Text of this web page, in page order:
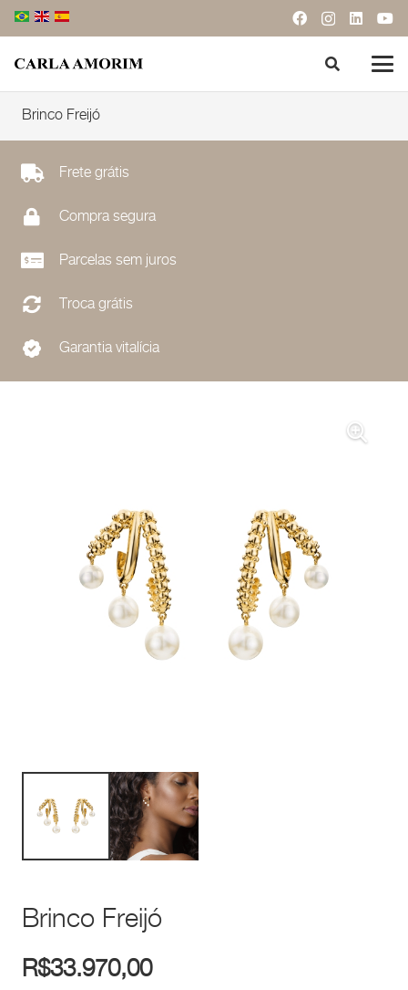
Brinco Freijó
Frete grátis
Compra segura
Parcelas sem juros
Troca grátis
Garantia vitalícia
Brinco Freijó
R$33.970,00